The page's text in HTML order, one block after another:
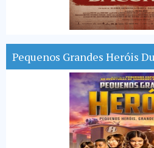
Pequenos Grandes Heróis